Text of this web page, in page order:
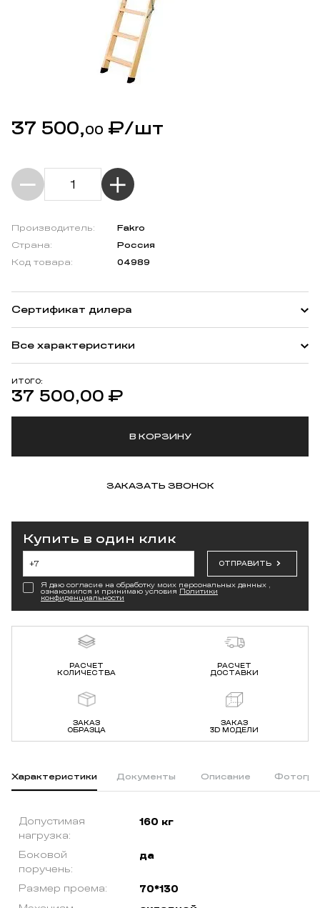
37 500,00 ₽/шт
ИТОГО:
37 500,00 ₽
В КОРЗИНУ
ЗАКАЗАТЬ ЗВОНОК
Производитель:
Fakro
Страна:
Россия
Код товара:
04989
Все характеристики
Сертификат дилера
Купить в один клик
ОТПРАВИТЬ
Я даю согласие на обработку моих персональных данных ,
ознакомился и принимаю условия Политики
конфиденциальности
РАСЧЕТ
КОЛИЧЕСТВА
РАСЧЕТ
ДОСТАВКИ
ЗАКАЗ
ОБРАЗЦА
ЗАКАЗ
3D МОДЕЛИ
Характеристики Документы Описание
Допустимая
нагрузка:
160 кг
Боковой
поручень:
да
Размер проема: 70*130